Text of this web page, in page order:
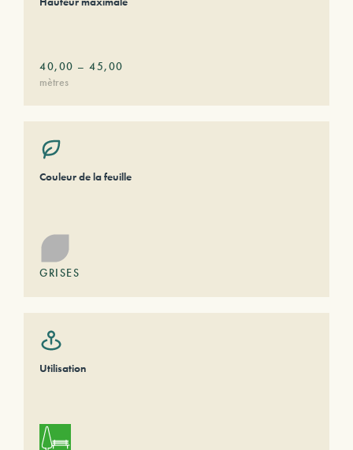
40,00 – 45,00
mètres
Couleur de la feuille
GRISES
Utilisation